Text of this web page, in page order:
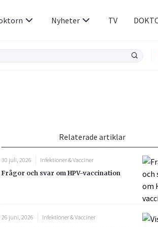
Rökavvänjning
Rörelseapparaten
Sex & Samliv
Sömn &
Nyheter TV
Relaterade artiklar
30 juli, 2026
Infektioner & Vacciner
Frågor och svar om HPV-vaccination
26 juni, 2026
Infektioner & Vacciner